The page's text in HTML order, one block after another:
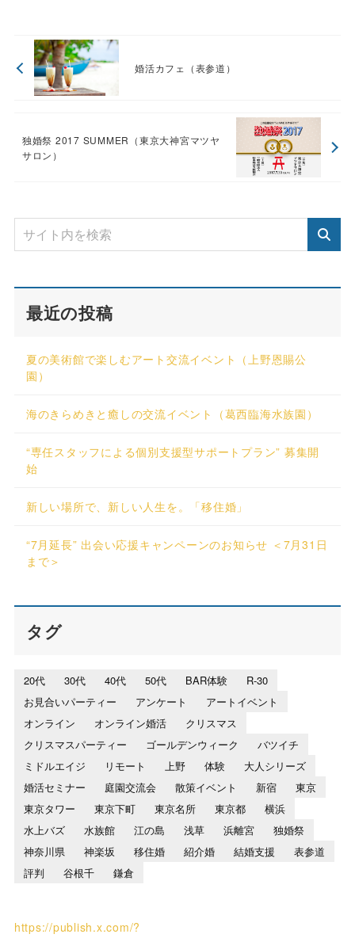
婚活カフェ（表参道）
独婚祭 2017 SUMMER（東京大神宮マツヤ
サロン）
最近の投稿
夏の美術館で楽しむアート交流イベント（上野恩賜公
園）
海のきらめきと癒しの交流イベント（葛西臨海水族園）
“専任スタッフによる個別支援型サポートプラン” 募集開
始
新しい場所で、新しい人生を。「移住婚」
“7月延長” 出会い応援キャンペーンのお知らせ ＜7月31日
まで＞
タグ
20代 30代 40代 50代 BAR体験
R-30
お見合いパーティー
アンケート
アートイベント
オンライン
オンライン婚活
クリスマス
クリスマスパーティー
ゴールデンウィーク
バツイチ
ミドルエイジ
リモート 上野 体験
大人シリーズ
婚活セミナー
庭園交流会 散策イベント 新宿
東京
東京タワー
東京下町 東京名所 東京都
横浜
水上バズ
水族館 江の島 浅草 浜離宮
独婚祭
神奈川県
神楽坂 移住婚 紹介婚 結婚支援
表参道
評判
谷根千 鎌倉
https://publish.x.com/?